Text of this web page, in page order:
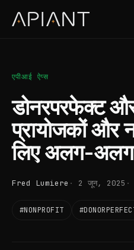
एपीआई ऐप्स
डोनरपरफेक्ट
प्रायोजकों और
लिए अलग-अलग
Fred Lumiere 2 जून, 2025
#NONPROFIT